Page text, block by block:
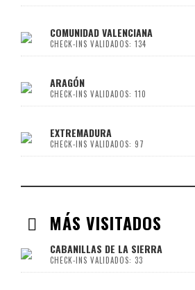
COMUNIDAD VALENCIANA
CHECK-INS VALIDADOS: 134
ARAGÓN
CHECK-INS VALIDADOS: 110
EXTREMADURA
CHECK-INS VALIDADOS: 97
MÁS VISITADOS
CABANILLAS DE LA SIERRA
CHECK-INS VALIDADOS: 33